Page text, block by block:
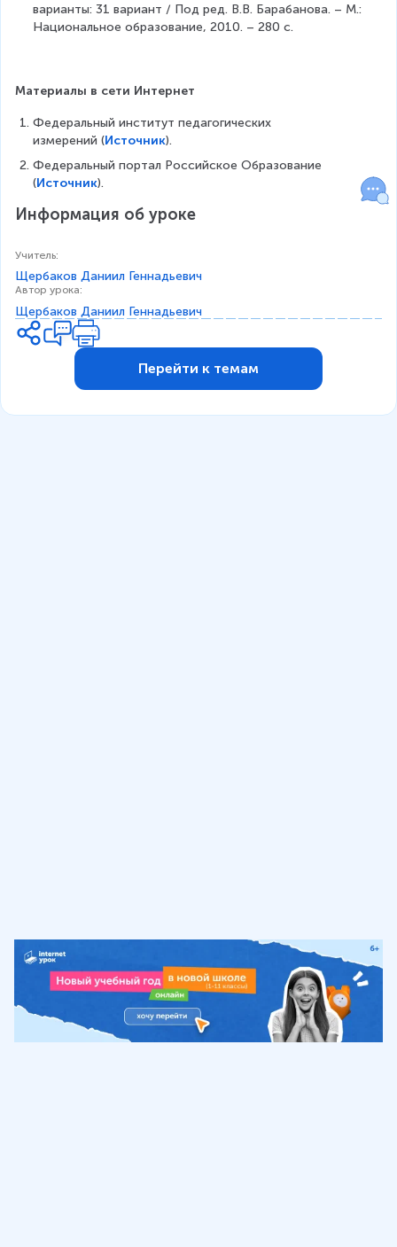
варианты: 31 вариант / Под ред. В.В. Барабанова. – М.:
Национальное образование, 2010. – 280 с.
Материалы в сети Интернет
Федеральный институт педагогических
измерений (Источник).
Федеральный портал Российское Образование
(Источник).
Информация об уроке
Учитель:
Щербаков Даниил Геннадьевич
Автор урока:
Щербаков Даниил Геннадьевич
Перейти к темам